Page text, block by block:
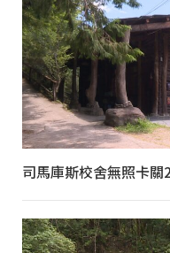
司馬庫斯校舍無照卡